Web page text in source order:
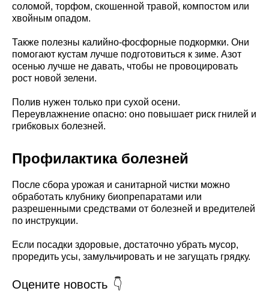
соломой, торфом, скошенной травой, компостом или
хвойным опадом.
Также полезны калийно-фосфорные подкормки. Они
помогают кустам лучше подготовиться к зиме. Азот
осенью лучше не давать, чтобы не провоцировать
рост новой зелени.
Полив нужен только при сухой осени.
Переувлажнение опасно: оно повышает риск гнилей и
грибковых болезней.
Профилактика болезней
После сбора урожая и санитарной чистки можно
обработать клубнику биопрепаратами или
разрешенными средствами от болезней и вредителей
по инструкции.
Если посадки здоровые, достаточно убрать мусор,
проредить усы, замульчировать и не загущать грядку.
Оцените новость